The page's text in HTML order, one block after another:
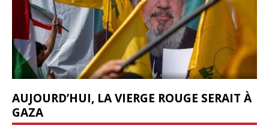
AUJOURD’HUI, LA VIERGE ROUGE SERAIT À
GAZA